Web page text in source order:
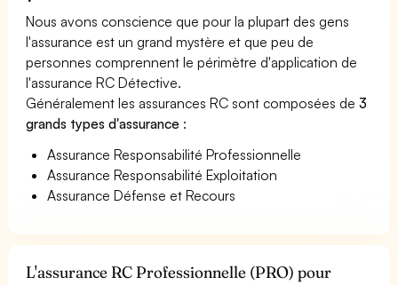
Nous avons conscience que pour la plupart des gens
l'assurance est un grand mystère et que peu de
personnes comprennent le périmètre d'application de
l'assurance RC Détective.
Généralement les assurances RC sont composées de3
grands types d'assurance :
Assurance Responsabilité Professionnelle
Assurance Responsabilité Exploitation
Assurance Défense et Recours
L'assurance RC Professionnelle (PRO) pour